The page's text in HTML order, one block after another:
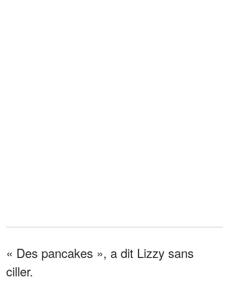
« Des pancakes », a dit Lizzy sans
ciller.